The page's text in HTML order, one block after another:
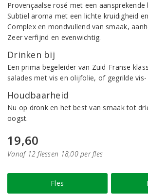
Provençaalse rosé met een aansprekende
Subtiel aroma met een lichte kruidigheid
Complex en mondvullend van smaak,
Zeer verfijnd en evenwichtig.
Drinken bij
Een prima begeleider van Zuid-Franse
salades met vis en olijfolie, of gegrilde
Houdbaarheid
Nu op dronk en het best van smaak tot
oogst.
19,60
Vanaf 12 flessen 18,00 per fles
Fles